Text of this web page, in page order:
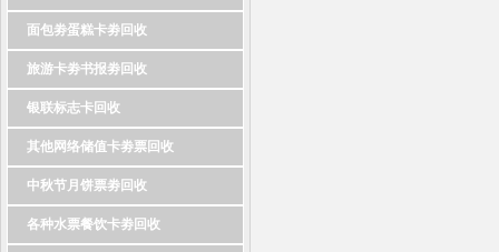
面包劵蛋糕卡劵回收
旅游卡劵书报劵回收
银联标志卡回收
其他网络储值卡劵票回收
中秋节月饼票劵回收
各种水票餐饮卡劵回收